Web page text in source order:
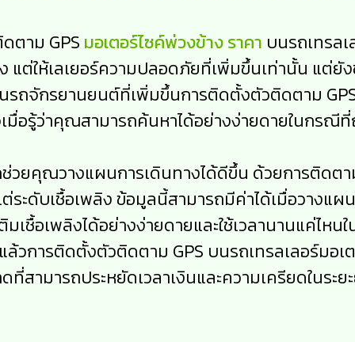
ตาม GPS มอเตอร์ไซค์พ่วงข้าง ราคา บนรถเทรล
แต่ให้เลเยอร์ความปลอดภัยที่เพิ่มขึ้นเท่านั้น แต่
รถจักรยานยนต์ที่เพิ่มขึ้นการติดตั้งตัวติดตาม
มื่อรู้ว่าคุณสามารถค้นหาได้อย่างง่ายดายในกรณี
วยคุณวางแผนการเดินทางได้ดีขึ้น ด้วยการติด
ระดับเชื้อเพลิง ข้อมูลนี้สามารถมีค่าได้เมื่อวางแ
เชื้อเพลิงได้อย่างง่ายดายและใช้เวลานานแค่ไ
ล้วการติดตั้งตัวติดตาม GPS บนรถเทรลเลอร์ม
ที่สามารถประหยัดเวลาเงินและความเครียดในระย